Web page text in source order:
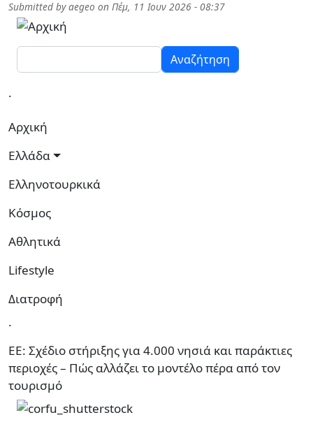
Παράκαμψη προς το κυρίως περιεχόμενο
Submitted byaegeo on Πέμ, 11 Ιουν 2026 - 08:37
Αναζήτηση
.
Κεντρική πλοήγηση
Αρχική
Ελλάδα
Ελληνοτουρκικά
Κόσμος
Αθλητικά
Lifestyle
Διατροφή
.
ΕΕ: Σχέδιο στήριξης για 4.000 νησιά και παράκτιες
περιοχές – Πώς αλλάζει το μοντέλο πέρα από τον
τουρισμό